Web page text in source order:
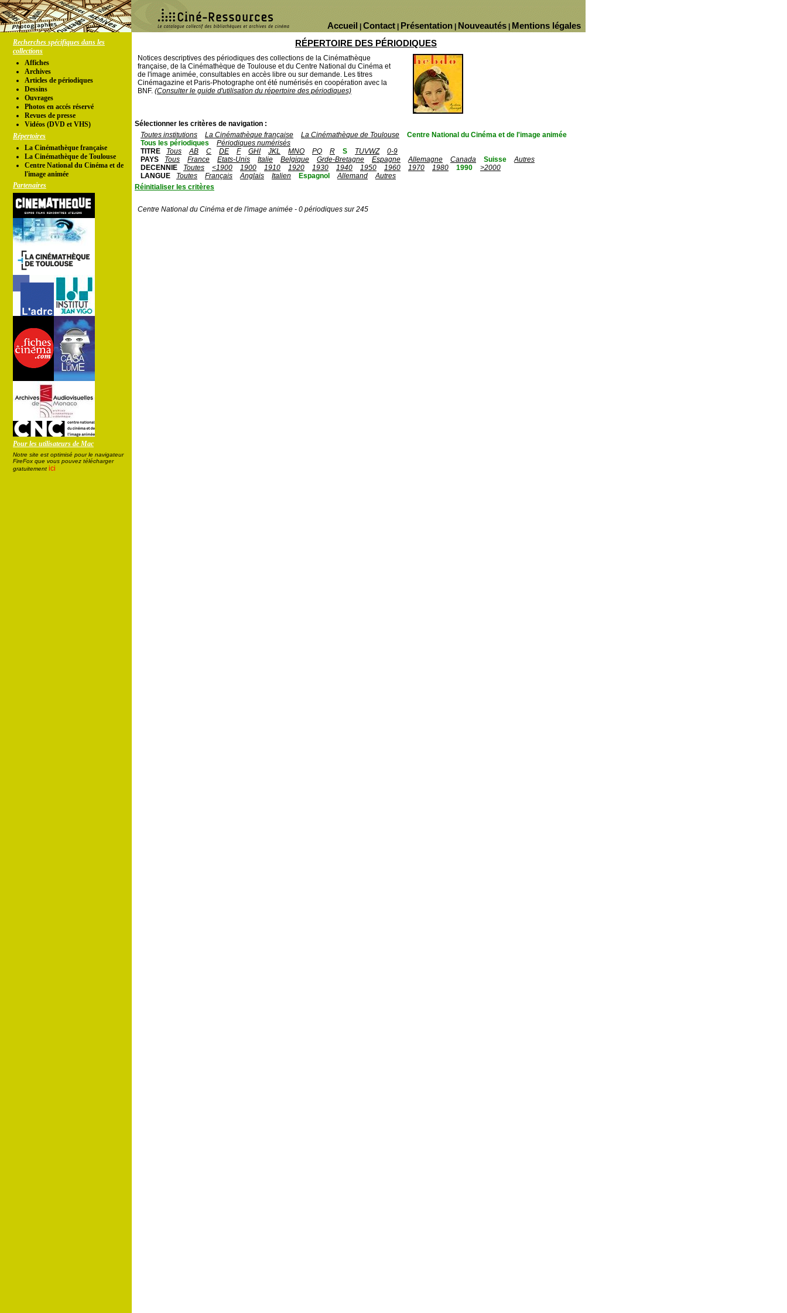
Mentions légales
Nouveautés
Présentation
Contact
Accueil
Recherches spécifiques dans les
collections
Affiches
Archives
Articles de périodiques
Dessins
Ouvrages
Photos en accés réservé
Revues de presse
Vidéos (DVD et VHS)
Répertoires
La Cinémathèque française
La Cinémathèque de Toulouse
Centre National du Cinéma et de
l'image animée
Partenaires
Pour les utilisateurs de Mac
Notre site est optimisé pour le navigateur
FireFox que vous pouvez télécharger
gratuitement ici
RÉPERTOIRE DES PÉRIODIQUES
Notices descriptives des périodiques des collections de la Cinémathèque
française, de la Cinémathèque de Toulouse et du Centre National du Cinéma et
de l'image animée, consultables en accès libre ou sur demande. Les titres
Cinémagazine et Paris-Photographe ont été numérisés en coopération avec la
BNF. (Consulter le guide d'utilisation du répertoire des périodiques)
Sélectionner les critères de navigation :
Toutes institutions
La Cinémathèque française La Cinémathèque de Toulouse
Centre National du Cinéma et de l'image animée
Tous les périodiques
Périodiques numérisés
TITRE
Tous AB C DE F GHI JKL MNO PQ R S TUVWZ
0-9
PAYS
Tous France Etats-Unis Italie Belgique Grde-Bretagne Espagne Allemagne Canada Suisse
Autres
DECENNIE
Toutes <1900 1900 1910 1920 1930 1940 1950 1960 1970 1980 1990
>2000
LANGUE
Toutes Français Anglais Italien Espagnol Allemand
Autres
Réinitialiser les critères
Centre National du Cinéma et de l'image animée - 0 périodiques sur 245